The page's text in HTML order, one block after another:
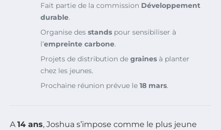
Fait partie de la commission Développement
durable.
Organise des stands pour sensibiliser à
l’empreinte carbone.
Projets de distribution de graines à planter
chez les jeunes.
Prochaine réunion prévue le 18 mars.
A14 ans, Joshua s’impose comme le plus jeune